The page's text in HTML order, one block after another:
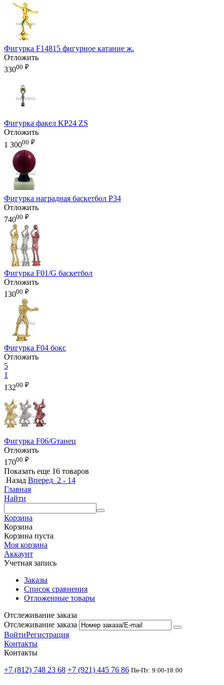
Фигурка F14815 фигурное катание ж.
Отложить
33000 ₽
Фигурка факел KP24 ZS
Отложить
1 30000 ₽
Фигурка наградная баскетбол P34
Отложить
74000 ₽
Фигурка F01/G баскетбол
Отложить
13000 ₽
Фигурка F04 бокс
Отложить
5
1
13200 ₽
Фигурка F06/Gтанец
Отложить
17000 ₽
Показать еще 16 товаров
Назад Вперед 2 - 14
Главная
Найти
Корзина
Корзина
Корзина пуста
Моя корзина
Аккаунт
Учетная запись
Заказы
Список сравнения
Отложенные товары
Отслеживание заказа
Отслеживание заказа
ВойтиРегистрация
Контакты
Контакты
+7 (812) 748 23 68 +7 (921) 445 76 86 Пн-Пт: 9:00-18:00